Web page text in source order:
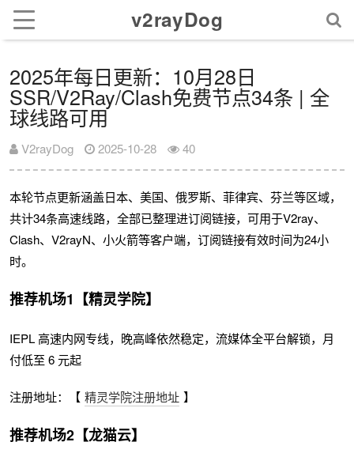
v2rayDog
2025年每日更新：10月28日
SSR/V2Ray/Clash免费节点34条 | 全
球线路可用
V2rayDog 2025-10-28 40
本轮节点更新涵盖日本、美国、俄罗斯、菲律宾、芬兰等区域，
共计34条高速线路，全部已整理进订阅链接，可用于V2ray、
Clash、V2rayN、小火箭等客户端，订阅链接有效时间为24小
时。
推荐机场1【精灵学院】
IEPL 高速内网专线，晚高峰依然稳定，流媒体全平台解锁，月
付低至 6 元起
注册地址：【 精灵学院注册地址 】
推荐机场2【龙猫云】